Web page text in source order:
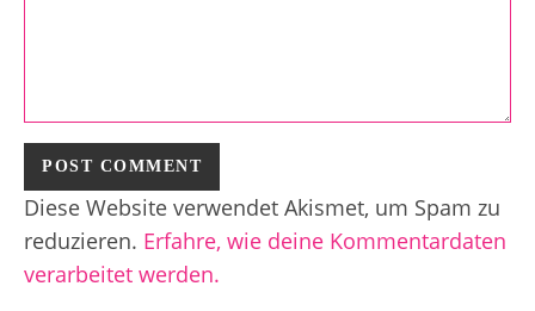
Diese Website verwendet Akismet, um Spam zu
reduzieren. Erfahre, wie deine Kommentardaten
verarbeitet werden.